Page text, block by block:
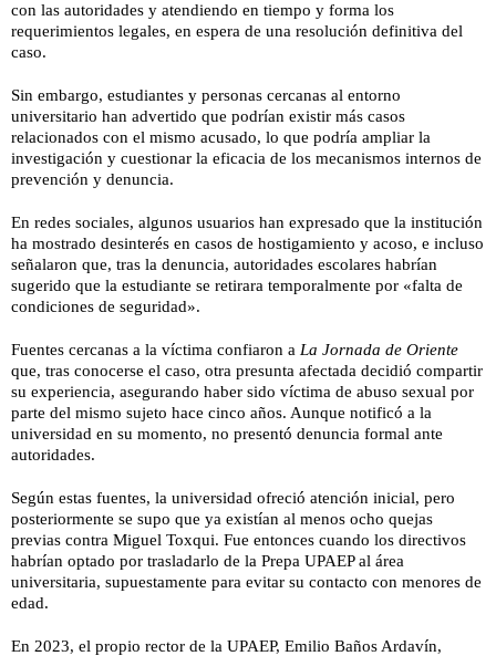
con las autoridades y atendiendo en tiempo y forma los
requerimientos legales, en espera de una resolución definitiva del
caso.
Sin embargo, estudiantes y personas cercanas al entorno
universitario han advertido que podrían existir más casos
relacionados con el mismo acusado, lo que podría ampliar la
investigación y cuestionar la eficacia de los mecanismos internos de
prevención y denuncia.
En redes sociales, algunos usuarios han expresado que la institución
ha mostrado desinterés en casos de hostigamiento y acoso, e incluso
señalaron que, tras la denuncia, autoridades escolares habrían
sugerido que la estudiante se retirara temporalmente por «falta de
condiciones de seguridad».
Fuentes cercanas a la víctima confiaron a La Jornada de Oriente
que, tras conocerse el caso, otra presunta afectada decidió compartir
su experiencia, asegurando haber sido víctima de abuso sexual por
parte del mismo sujeto hace cinco años. Aunque notificó a la
universidad en su momento, no presentó denuncia formal ante
autoridades.
Según estas fuentes, la universidad ofreció atención inicial, pero
posteriormente se supo que ya existían al menos ocho quejas
previas contra Miguel Toxqui. Fue entonces cuando los directivos
habrían optado por trasladarlo de la Prepa UPAEP al área
universitaria, supuestamente para evitar su contacto con menores de
edad.
En 2023, el propio rector de la UPAEP, Emilio Baños Ardavín,